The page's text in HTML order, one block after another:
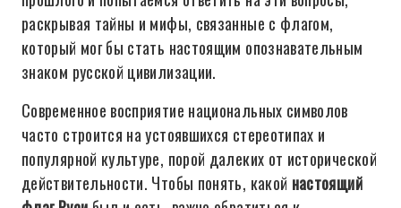
раскрывая тайны и мифы, связанные с флагом,
который мог бы стать настоящим опознавательным
знаком русской цивилизации.
Современное восприятие национальных символов
часто строится на устоявшихся стереотипах и
популярной культуре, порой далеких от исторической
действительности. Чтобы понять, какой настоящий